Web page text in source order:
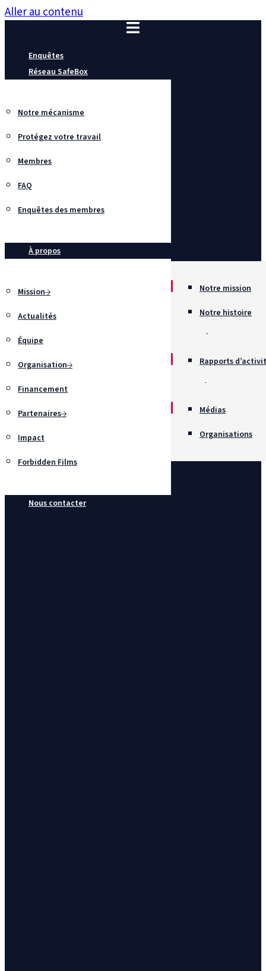
Aller au contenu
Enquêtes
Réseau SafeBox
Notre mécanisme
Protégez votre travail
Membres
FAQ
Enquêtes des membres
À propos
Mission Notre mission
Notre histoire
Récompenses
Actualités
Équipe
Organisation Rapports
Chartes
Recrutement
Financement
Partenaires Médias
Organisations
Impact
Forbidden Films
Nous contacter